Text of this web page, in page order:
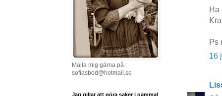
Ha
Ps
16
Maila mig gärna på :
sofiasbod@hotmail.se
Jag gillar att göra saker i gammal